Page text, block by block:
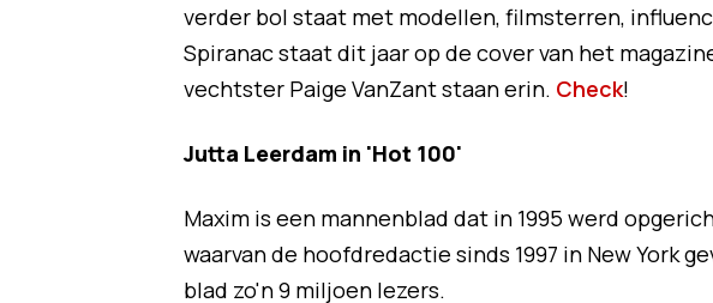
verder bol staat met modellen, filmsterren,
Spiranac staat dit jaar op de cover van het
vechtster Paige VanZant staan erin. Check!
Jutta Leerdam in 'Hot 100'
Maxim is een mannenblad dat in 1995 werd
waarvan de hoofdredactie sinds 1997 in New York
blad zo'n 9 miljoen lezers.